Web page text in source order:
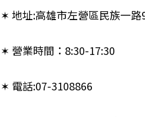
✶ 地址:高雄市左營區民族一路
✶ 營業時間：8:30-17:30
✶ 電話:07-3108866